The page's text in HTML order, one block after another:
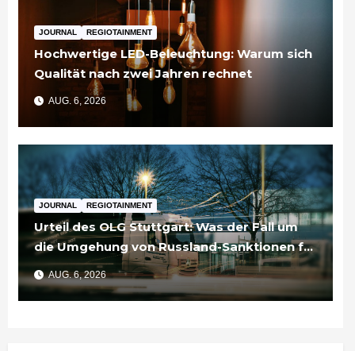
JOURNAL REGIOTAINMENT
Hochwertige LED-Beleuchtung: Warum sich
Qualität nach zwei Jahren rechnet
AUG. 6, 2026
JOURNAL REGIOTAINMENT
Urteil des OLG Stuttgart: Was der Fall um
die Umgehung von Russland-Sanktionen für
Unternehmen bedeutet
AUG. 6, 2026